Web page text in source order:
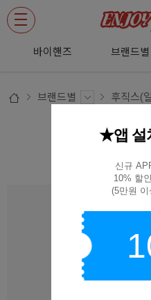
바이핸즈 브랜드별
브랜드별 후직스(
후직스 퀼팅
★앱 설
신규
10% 할
(5만원